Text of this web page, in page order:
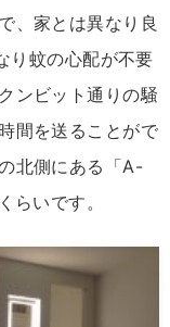
、家とは異なり良
り蚊の心配が不要
ンビット通りの騒
間を送ることがで
北側にある「A-
らいです。